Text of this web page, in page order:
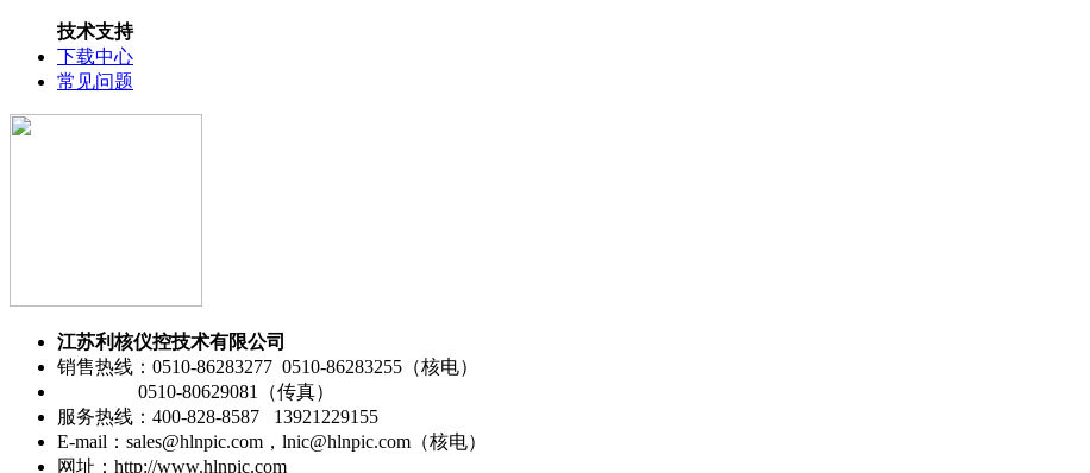
技术支持
下载中心
常见问题
江苏利核仪控技术有限公司
销售热线：0510-86283277 0510-86283255（核电）
0510-80629081（传真）
服务热线：400-828-8587 13921229155
E-mail：sales@hlnpic.com，lnic@hlnpic.com（核电）
网址：http://www.hlnpic.com